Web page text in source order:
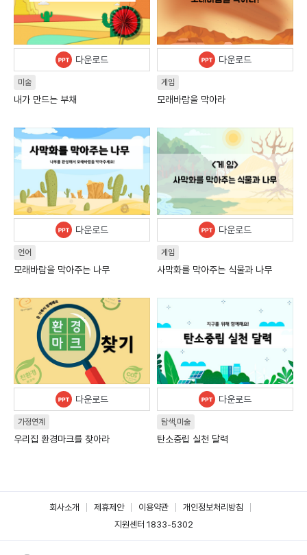
다운로드
미술
내가 만드는 부채
다운로드
게임
모래바람을 막아라
다운로드
언어
모래바람을 막아주는 나무
다운로드
게임
사막화를 막아주는 식물과 나무
다운로드
가정연계
우리집 환경마크를 찾아라
다운로드
탐색,미술
탄소중립 실천 달력
회사소개 제휴제안 이용약관
개인정보처리방침
지원센터 1833-5302